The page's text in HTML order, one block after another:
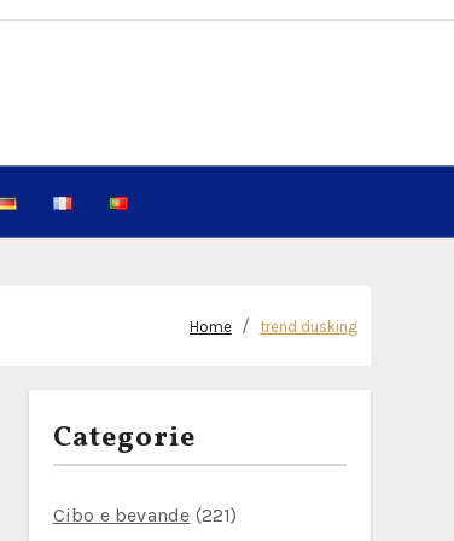
Home trend dusking
Categorie
Cibo e bevande (221)